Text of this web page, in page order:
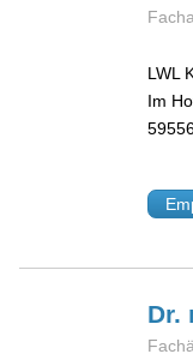
LWL
Im
Dr.